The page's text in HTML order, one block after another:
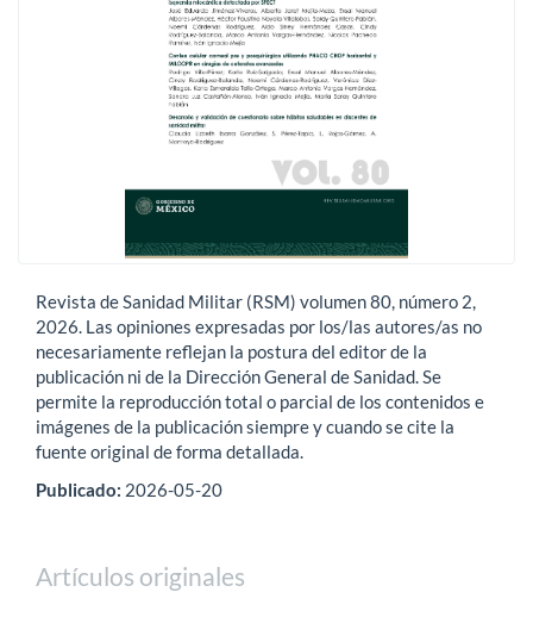
Revista de Sanidad Militar (RSM) volumen 80, número 2,
2026. Las opiniones expresadas por los/las autores/as no
necesariamente reflejan la postura del editor de la
publicación ni de la Dirección General de Sanidad. Se
permite la reproducción total o parcial de los contenidos e
imágenes de la publicación siempre y cuando se cite la
fuente original de forma detallada.
Publicado: 2026-05-20
Artículos originales